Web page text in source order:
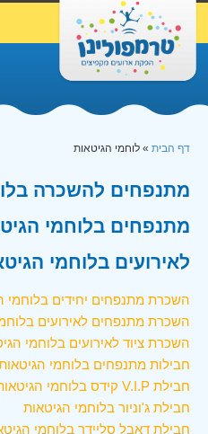
דף הבית » לוחמי הגיטאות
מתנפחים להשכרה
מתנפחים בלוחמי
לאירועים בלוחמי
השכרת מתנפחים יחידים בלוחמי
השכרת מתנפחים לאירועים
השכרת ציוד לאירועים בלוחמי
חבילות מתנפחים בלוחמי
חבילת V.I.P קידס בלוחמי הגיטאות
חבילת ג'וניור בלוחמי הגיטאות
חבילת דאבל סליידר בלוחמי